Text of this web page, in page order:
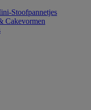
Stoofpannetjes
Cakevormen